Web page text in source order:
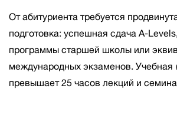
От абитуриента требуется
подготовка: успешная сдача A-
программы старшей школы или
международных экзаменов. Учебная
превышает 25 часов лекций и